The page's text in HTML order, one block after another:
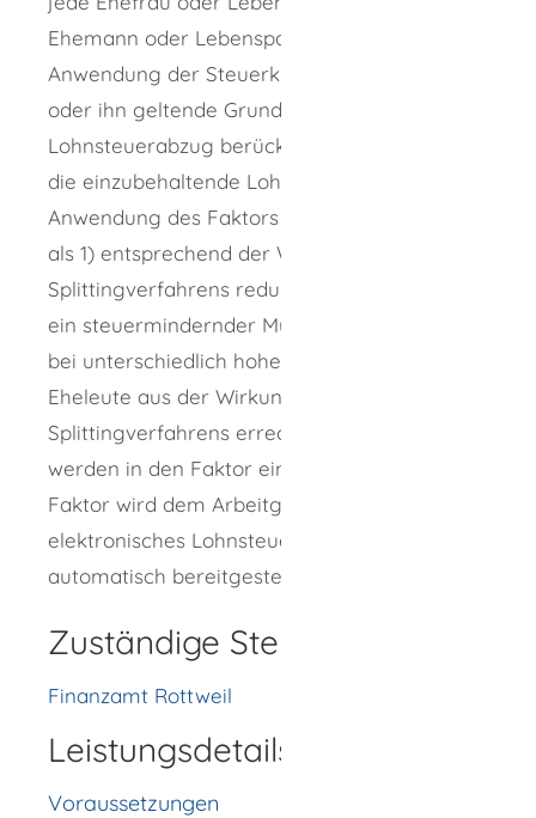
Ehemann oder Lebenspartner durch
Anwendung der Steuerklasse IV der für sie
oder ihn geltende Grundfreibetrag beim
Lohnsteuerabzug berücksichtigt wird und sich
die einzubehaltende Lohnsteuer durch
Anwendung des Faktors von 0,… (stets kleiner
als 1) entsprechend der Wirkung des
Splittingverfahrens reduziert. Der Faktor ist
ein steuermindernder Multiplikator, der sich
bei unterschiedlich hohen Arbeitslöhnen der
Eheleute aus der Wirkung des
Splittingverfahrens errechnet. Freibeträge
werden in den Faktor eingerechnet. Der
Faktor wird dem Arbeitgeber als
elektronisches Lohnsteuerabzugsmerkmal
automatisch bereitgestellt.
Zuständige Stelle
Finanzamt Rottweil
Leistungsdetails
Voraussetzungen